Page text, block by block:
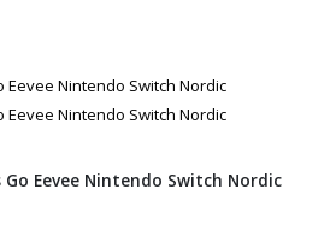
Go Eevee Nintendo Switch Nordic